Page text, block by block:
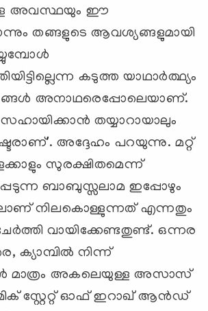
അവസ്ഥയും ഈ
തങ്ങളുടെ ആവശ്യങ്ങളുമായി
കടുത്ത യാഥാ‍ര്‍ത്ഥ്യം
'ഞങ്ങള്‍ അനാഥരെപ്പോലെയാണ്.
തയ്യാറായാലും
അദ്ദേഹം പറയുന്നു. മറ്റ്
സുരക്ഷിതമെന്ന്
ബാബുസ്സലാമ ഇപ്പോഴും
നിലകൊള്ളുന്നത് എന്നതും
വായിക്കേണ്ടതുണ്ട്. ഒന്നര
ക്യാമ്പില്‍ നിന്ന്
മാത്രം അകലെയുള്ള അസാസ്
സ്റ്റേറ്റ് ഓഫ് ഇറാഖ് ആന്‍ഡ്